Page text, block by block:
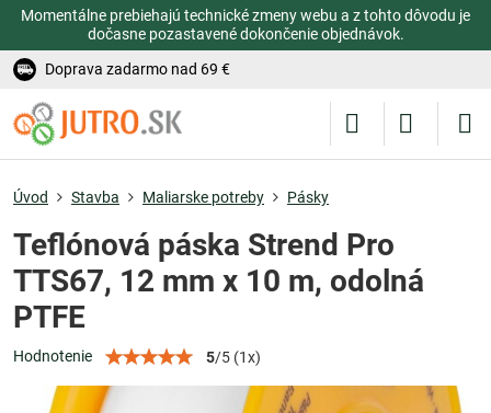
Momentálne prebiehajú technické zmeny webu a z tohto dôvodu je
dočasne pozastavené dokončenie objednávok.
Doprava zadarmo nad 69 €
Úvod Stavba Maliarske potreby Pásky
Teflónová páska Strend Pro
TTS67, 12 mm x 10 m, odolná
PTFE
Hodnotenie 5/5 (1x)